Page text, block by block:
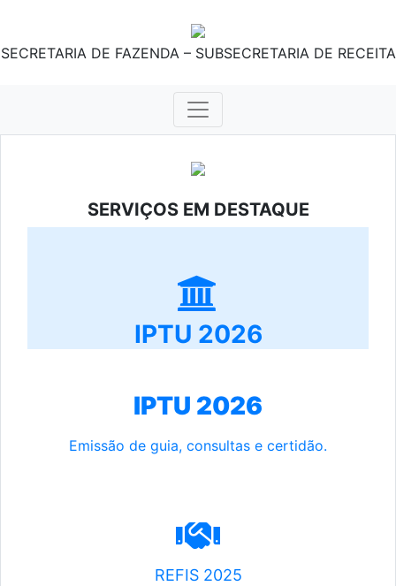
SECRETARIA DE FAZENDA – SUBSECRETARIA DE RECEITA
SERVIÇOS EM DESTAQUE
IPTU 2026
IPTU 2026
Emissão de guia, consultas e certidão.
REFIS 2025